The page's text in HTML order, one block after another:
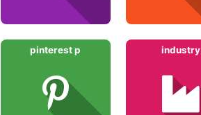
pinterest p industry